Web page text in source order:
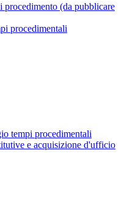
procedimento (da pubblicare
procedimentali
tempi procedimentali
e acquisizione d'ufficio